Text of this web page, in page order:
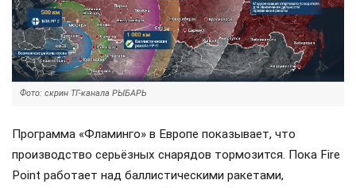
Фото: скрин ТГ-канала РЫБАРЬ
Программа «Фламинго» в Европе показывает, что
производство серьёзных снарядов тормозится. Пока Fire
Point работает над баллистическими ракетами,